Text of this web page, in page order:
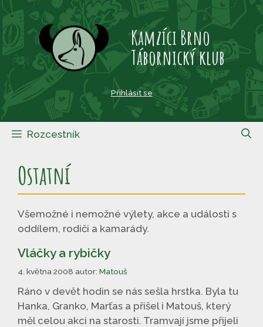
Přeskočit
obsah
Kamzíci Brno
Tábornický klub
Přihlásit se
Rozcestník
Ostatní
Všemožné i nemožné výlety, akce a události s
oddílem, rodiči a kamarády.
Vláčky a rybičky
4. května 2008 autor: Matouš
Ráno v devět hodin se nás sešla hrstka. Byla tu
Hanka, Granko, Marťas a přišel i Matouš, který
měl celou akci na starosti. Tramvají jsme přijeli